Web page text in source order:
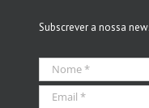
Subscrever a nossa